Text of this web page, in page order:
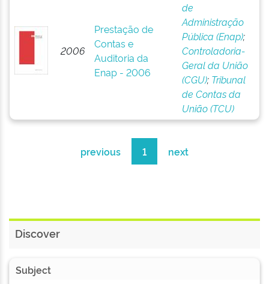
2006
Prestação de
Contas e
Auditoria da
Enap - 2006
de
Administração
Pública (Enap);
Controladoria-
Geral da União
(CGU); Tribunal
de Contas da
União (TCU)
previous 1 next
Discover
Subject